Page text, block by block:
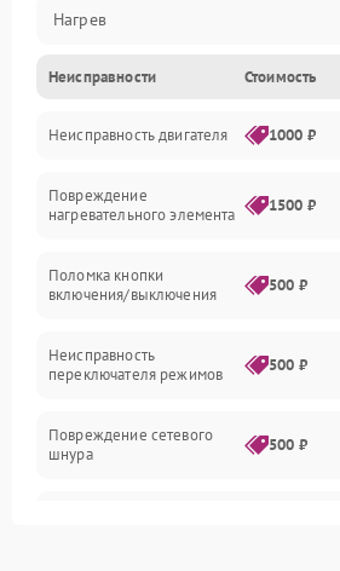
Нагрев
Вентиляция
Механические повреждения
Неисправности Стоимость
Неисправность двигателя 1000 ₽
Повреждение
нагревательного элемента
1500 ₽
Поломка кнопки
включения/выключения
500 ₽
Неисправность
переключателя режимов
500 ₽
Повреждение сетевого
шнура
500 ₽